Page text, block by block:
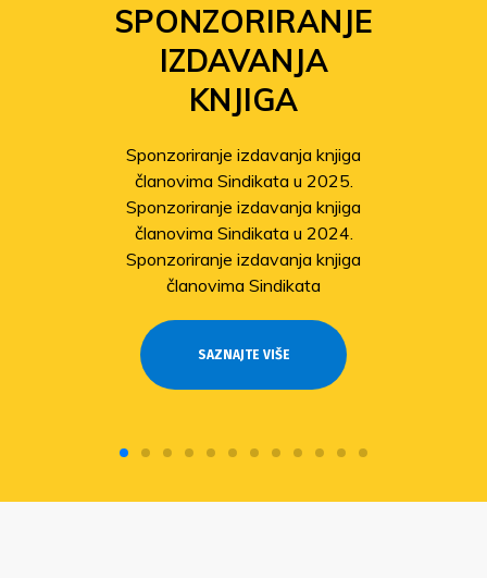
SPONZORIRANJE
IZDAVANJA
KNJIGA
Sponzoriranje izdavanja knjiga
članovima Sindikata u 2025.
Sponzoriranje izdavanja knjiga
članovima Sindikata u 2024.
Sponzoriranje izdavanja knjiga
članovima Sindikata
SAZNAJTE VIŠE